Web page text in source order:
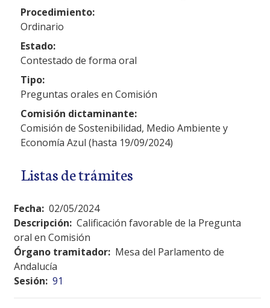
Procedimiento:
Ordinario
Estado:
Contestado de forma oral
Tipo:
Preguntas orales en Comisión
Comisión dictaminante:
Comisión de Sostenibilidad, Medio Ambiente y
Economía Azul (hasta 19/09/2024)
Listas de trámites
Fecha: 02/05/2024
Descripción: Calificación favorable de la Pregunta
oral en Comisión
Órgano tramitador: Mesa del Parlamento de
Andalucía
Sesión: 91